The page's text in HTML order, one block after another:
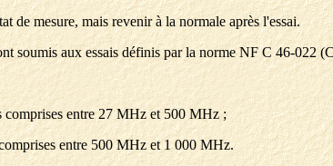
de mesure, mais revenir à la normale après l'essai.
soumis aux essais définis par la norme NF C 46-022
comprises entre 27 MHz et 500 MHz ;
entre 500 MHz et 1 000 MHz.